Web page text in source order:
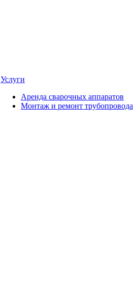
Услуги
Аренда сварочных аппаратов
Монтаж и ремонт трубопровода